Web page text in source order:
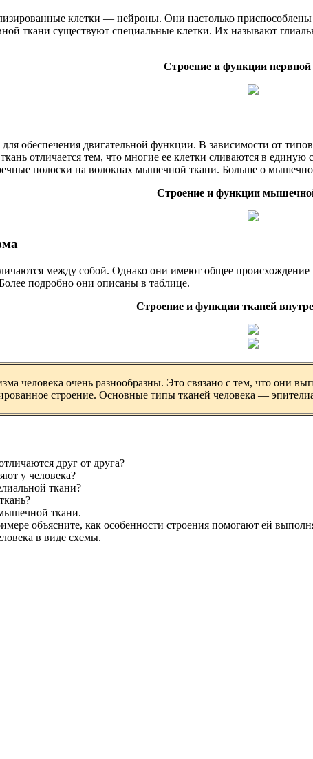
клетки — нейроны. Они настолько
ткани существуют специальные клетки. Их называют
Строение и функции нервной
обеспечения двигательной функции. В зависимости от
отличается тем, что многие ее клетки сливаются в
полоски на волокнах мышечной ткани. Больше о
Строение и функции
между собой. Однако они имеют общее
подробно они описаны в таблице.
Строение и функции тканей
человека очень разнообразны. Это связано с тем, что
строение. Основные типы тканей человека —
друг от друга?
у человека?
ткани?
ткани.
объясните, как особенности строения помогают ей
в виде схемы.